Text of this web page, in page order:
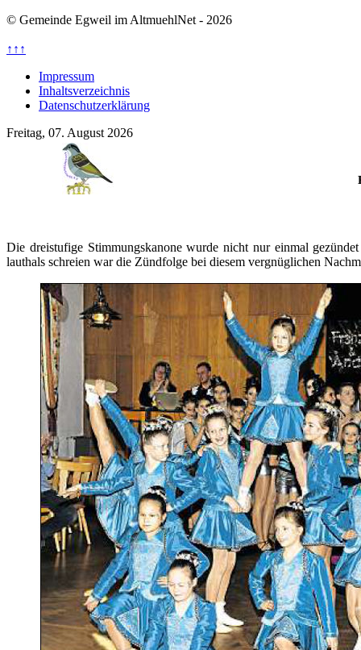
© Gemeinde Egweil im AltmuehlNet - 2026
↑↑↑
Impressum
Inhaltsverzeichnis
Datenschutzerklärung
Freitag, 07. August 2026
Die dreistufige Stimmungskanone wurde nicht nur einmal
lauthals schreien war die Zündfolge bei diesem vergnüglichen